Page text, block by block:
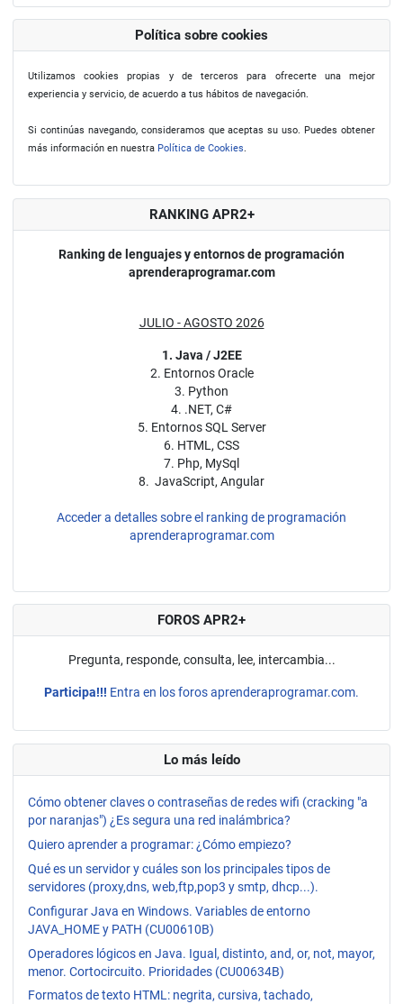
Política sobre cookies
Utilizamos cookies propias y de terceros para ofrecerte una mejor
experiencia y servicio, de acuerdo a tus hábitos de navegación.
Si continúas navegando, consideramos que aceptas su uso. Puedes obtener
más información en nuestra Política de Cookies.
RANKING APR2+
Ranking de lenguajes y entornos de programación
aprenderaprogramar.com
JULIO - AGOSTO 2026
1. Java / J2EE
2. Entornos Oracle
3. Python
4. .NET, C#
5. Entornos SQL Server
6. HTML, CSS
7. Php, MySql
8. JavaScript, Angular
Acceder a detalles sobre el ranking de programación
aprenderaprogramar.com
FOROS APR2+
Pregunta, responde, consulta, lee, intercambia...
Participa!!! Entra en los foros aprenderaprogramar.com.
Lo más leído
Cómo obtener claves o contraseñas de redes wifi (cracking "a
por naranjas") ¿Es segura una red inalámbrica?
Quiero aprender a programar: ¿Cómo empiezo?
Qué es un servidor y cuáles son los principales tipos de
servidores (proxy,dns, web,ftp,pop3 y smtp, dhcp...).
Configurar Java en Windows. Variables de entorno
JAVA_HOME y PATH (CU00610B)
Operadores lógicos en Java. Igual, distinto, and, or, not, mayor,
menor. Cortocircuito. Prioridades (CU00634B)
Formatos de texto HTML: negrita, cursiva, tachado,